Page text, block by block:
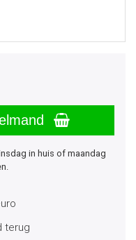
in huis of maandag
terug